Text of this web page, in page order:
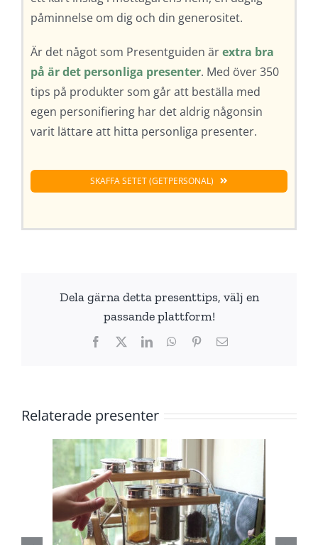
påminnelse om dig och din generositet.
Är det något som Presentguiden ärextra bra
på är det personliga presenter. Med över 350
tips på produkter som går att beställa med
egen personifiering har det aldrig någonsin
varit lättare att hitta personliga presenter.
SKAFFA SETET (GETPERSONAL)
Dela gärna detta presenttips, välj en
passande plattform!
Facebook LinkedInWhatsApp
Pinterest
E-
Relaterade presenter